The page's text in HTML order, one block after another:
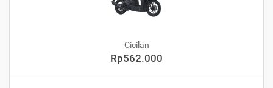
Cicilan
Rp562.000